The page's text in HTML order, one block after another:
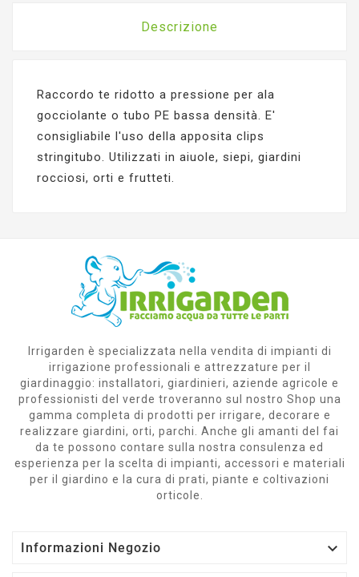
Descrizione
Raccordo te ridotto a pressione per ala
gocciolante o tubo PE bassa densità. E'
consigliabile l'uso della apposita clips
stringitubo. Utilizzati in aiuole, siepi, giardini
rocciosi, orti e frutteti.
Irrigarden è specializzata nella vendita di impianti di
irrigazione professionali e attrezzature per il
giardinaggio: installatori, giardinieri, aziende agricole e
professionisti del verde troveranno sul nostro Shop una
gamma completa di prodotti per irrigare, decorare e
realizzare giardini, orti, parchi. Anche gli amanti del fai
da te possono contare sulla nostra consulenza ed
esperienza per la scelta di impianti, accessori e materiali
per il giardino e la cura di prati, piante e coltivazioni
orticole.
Informazioni Negozio 